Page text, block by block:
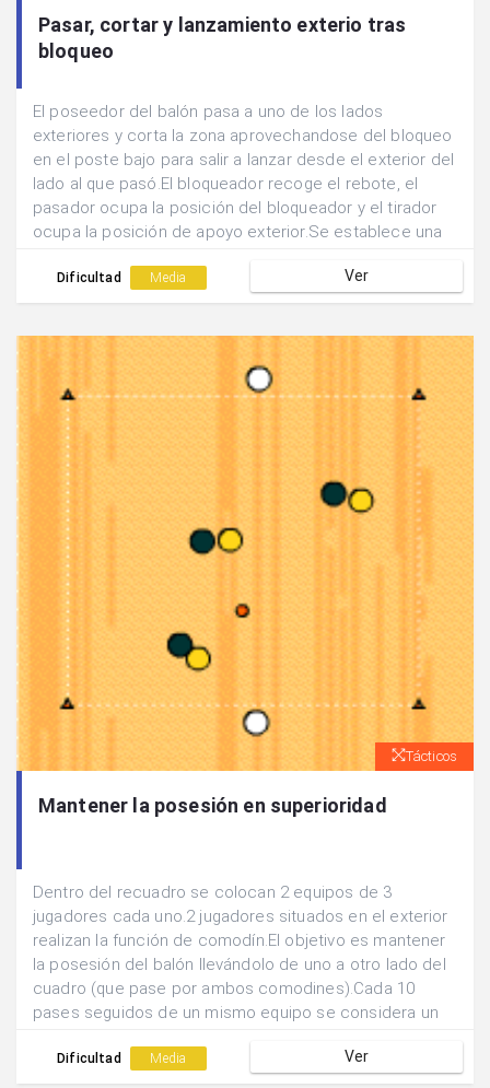
Pasar, cortar y lanzamiento exterio tras
bloqueo
El poseedor del balón pasa a uno de los lados
exteriores y corta la zona aprovechandose del bloqueo
en el poste bajo para salir a lanzar desde el exterior del
lado al que pasó.El bloqueador recoge el rebote, el
pasador ocupa la posición del bloqueador y el tirador
ocupa la posición de apoyo exterior.Se establece una
Dificultad Media Ver
Tácticos
Mantener la posesión en superioridad
Dentro del recuadro se colocan 2 equipos de 3
jugadores cada uno.2 jugadores situados en el exterior
realizan la función de comodín.El objetivo es mantener
la posesión del balón llevándolo de uno a otro lado del
cuadro (que pase por ambos comodines).Cada 10
pases seguidos de un mismo equipo se considera un
Dificultad Media Ver